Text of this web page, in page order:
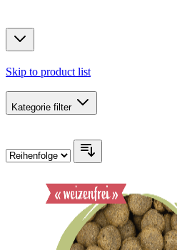
Skip to product list
Kategorie filter